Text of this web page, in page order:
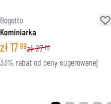
Bogotto
Kominiarka
zł17 99zł27 01
33% rabat od ceny sugerowanej